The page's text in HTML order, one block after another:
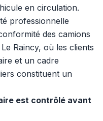
en circulation.
professionnelle
des camions
Raincy, où les clients
et un cadre
constituent un
est contrôlé avant